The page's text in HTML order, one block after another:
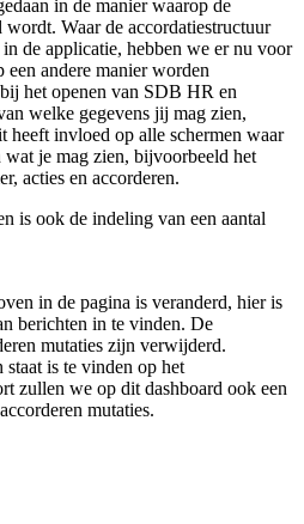
in de manier waarop de
Waar de accordatiestructuur
de applicatie, hebben we er nu voor
een andere manier worden
het openen van SDB HR en
welke gegevens jij mag zien,
heeft invloed op alle schermen waar
je mag zien, bijvoorbeeld het
acties en accorderen.
is ook de indeling van een aantal
in de pagina is veranderd, hier is
berichten in te vinden. De
mutaties zijn verwijderd.
staat is te vinden op het
zullen we op dit dashboard ook een
mutaties.